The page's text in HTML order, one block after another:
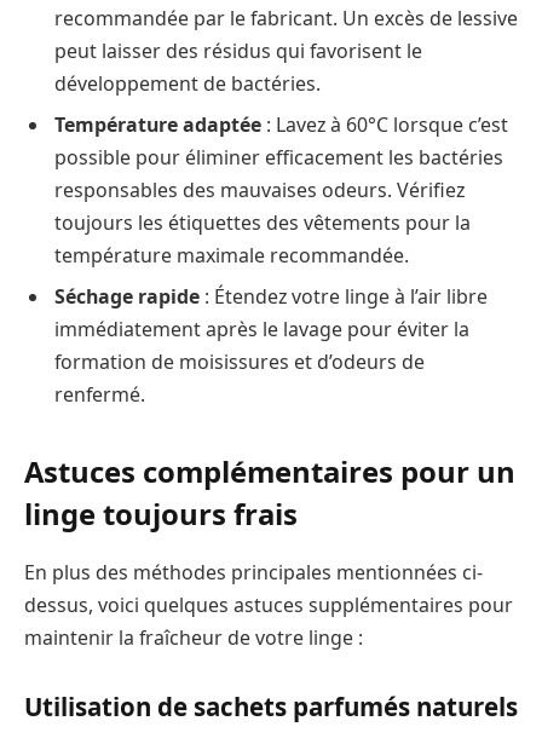
recommandée par le fabricant. Un excès de lessive
peut laisser des résidus qui favorisent le
développement de bactéries.
Température adaptée : Lavez à 60°C lorsque c’est
possible pour éliminer efficacement les bactéries
responsables des mauvaises odeurs. Vérifiez
toujours les étiquettes des vêtements pour la
température maximale recommandée.
Séchage rapide : Étendez votre linge à l’air libre
immédiatement après le lavage pour éviter la
formation de moisissures et d’odeurs de
renfermé.
Astuces complémentaires pour un
linge toujours frais
En plus des méthodes principales mentionnées ci-
dessus, voici quelques astuces supplémentaires pour
maintenir la fraîcheur de votre linge :
Utilisation de sachets parfumés naturels